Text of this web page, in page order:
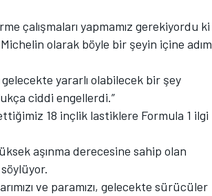
çalışmaları yapmamız gerekiyordu ki
olarak böyle bir şeyin içine adım
yararlı olabilecek bir şey
ciddi engellerdi.”
ettiğimiz 18 inçlik lastiklere Formula 1 ilgi
aşınma derecesine sahip olan
ve paramızı, gelecekte sürücüler